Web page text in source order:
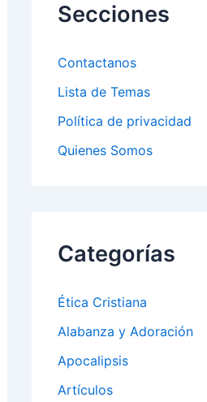
o
rSecciones
Contactanos
Lista de Temas
Política de privacidad
Quienes Somos
Categorías
Ética Cristiana
Alabanza y Adoración
Apocalipsis
Artículos